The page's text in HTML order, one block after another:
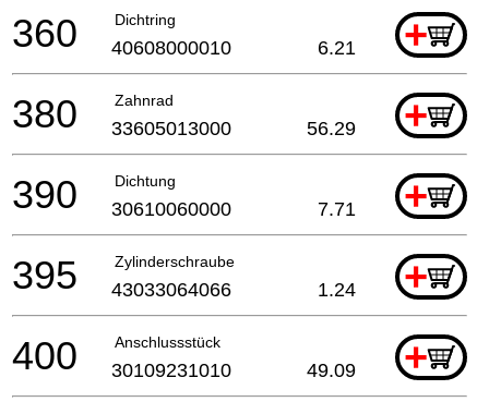
Dichtring +
360 40608000010 6.21
Zahnrad +
380 33605013000 56.29
Dichtung +
390 30610060000 7.71
Zylinderschraube +
395 43033064066 1.24
Anschlussstück +
400 30109231010 49.09